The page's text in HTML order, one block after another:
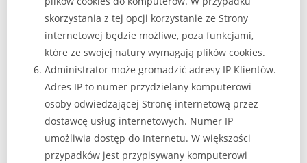
skorzystania z tej opcji korzystanie ze Strony
internetowej będzie możliwe, poza funkcjami,
które ze swojej natury wymagają plików cookies.
Administrator może gromadzić adresy IP Klientów.
Adres IP to numer przydzielany komputerowi
osoby odwiedzającej Stronę internetową przez
dostawcę usług internetowych. Numer IP
umożliwia dostęp do Internetu. W większości
przypadków jest przypisywany komputerowi